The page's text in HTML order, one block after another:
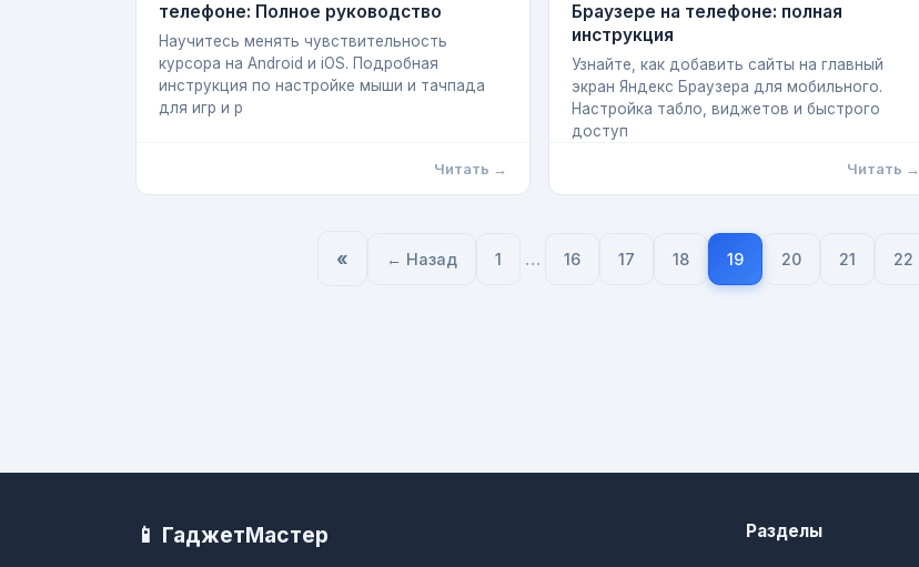
телефоне: Полное руководство
Научитесь менять чувствительность
курсора на Android и iOS. Подробная
инструкция по настройке мыши и тачпада
для игр и р
Читать →
Браузере на телефоне: полная
инструкция
Узнайте, как добавить сайты на главный
экран Яндекс Браузера для мобильного.
Настройка табло, виджетов и быстрого
доступ
Читать →
« ← Назад 1 … 16 17 18 19 20 21 22
📱 ГаджетМастер Разделы